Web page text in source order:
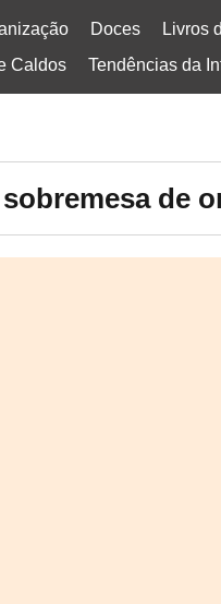
Doces Livros
Caldos Tendências da
de